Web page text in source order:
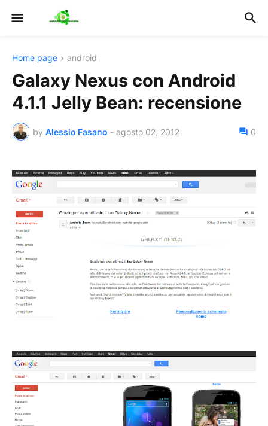
Home page android
Galaxy Nexus con Android
4.1.1 Jelly Bean: recensione
by Alessio Fasano - agosto 02, 2012 0